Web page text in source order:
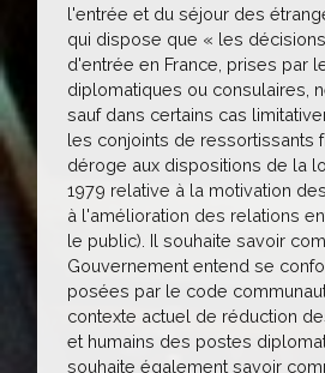
l'entrée et du séjour des
qui dispose que « les
d'entrée en France, prises par
diplomatiques ou consulaires,
sauf dans certains cas
les conjoints de ressortissants
déroge aux dispositions de la
1979 relative à la motivation
à l'amélioration des relations
le public). Il souhaite savoir
Gouvernement entend se
posées par le code
contexte actuel de réduction
et humains des postes
souhaite également savoir